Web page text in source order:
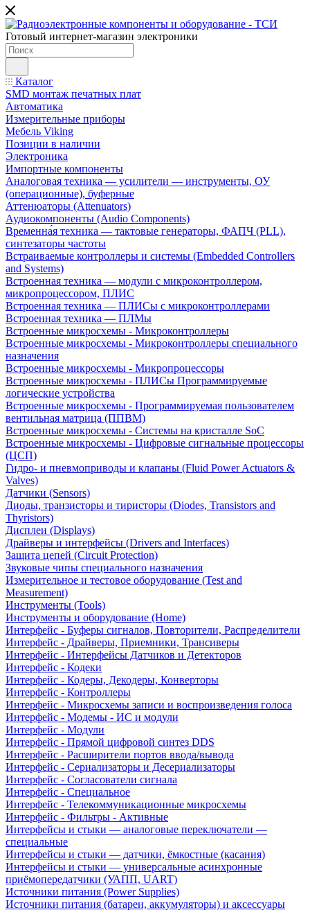
Готовый интернет-магазин электроники
Каталог
SMD монтаж печатных плат
Автоматика
Измерительные приборы
Мебель Viking
Позиции в наличии
Электроника
Импортные компоненты
Аналоговая техника — усилители — инструменты, ОУ
(операционные), буферные
Аттенюаторы (Attenuators)
Аудиокомпоненты (Audio Components)
Временна́я техника — тактовые генераторы, ФАПЧ (PLL),
синтезаторы частоты
Встраиваемые контроллеры и системы (Embedded Controllers
and Systems)
Встроенная техника — модули с микроконтроллером,
микропроцессором, ПЛИС
Встроенная техника — ПЛИСы с микроконтроллерами
Встроенная техника — ПЛМы
Встроенные микросхемы - Микроконтроллеры
Встроенные микросхемы - Микроконтроллеры специального
назначения
Встроенные микросхемы - Микропроцессоры
Встроенные микросхемы - ПЛИСы Программируемые
логические устройства
Встроенные микросхемы - Программируемая пользователем
вентильная матрица (ППВМ)
Встроенные микросхемы - Системы на кристалле SoC
Встроенные микросхемы - Цифровые сигнальные процессоры
(ЦСП)
Гидро- и пневмоприводы и клапаны (Fluid Power Actuators &
Valves)
Датчики (Sensors)
Диоды, транзисторы и тиристоры (Diodes, Transistors and
Thyristors)
Дисплеи (Displays)
Драйверы и интерфейсы (Drivers and Interfaces)
Защита цепей (Circuit Protection)
Звуковые чипы специального назначения
Измерительное и тестовое оборудование (Test and
Measurement)
Инструменты (Tools)
Инструменты и оборудование (Home)
Интерфейс - Буферы сигналов, Повторители, Распределители
Интерфейс - Драйверы, Приемники, Трансиверы
Интерфейс - Интерфейсы Датчиков и Детекторов
Интерфейс - Кодеки
Интерфейс - Кодеры, Декодеры, Конверторы
Интерфейс - Контроллеры
Интерфейс - Микросхемы записи и воспроизведения голоса
Интерфейс - Модемы - ИС и модули
Интерфейс - Модули
Интерфейс - Прямой цифровой синтез DDS
Интерфейс - Расширители портов ввода/вывода
Интерфейс - Сериализаторы и Десериализаторы
Интерфейс - Согласователи сигнала
Интерфейс - Специальное
Интерфейс - Телекоммуникационные микросхемы
Интерфейс - Фильтры - Активные
Интерфейсы и стыки — аналоговые переключатели —
специальные
Интерфейсы и стыки — датчики, ёмкостные (касания)
Интерфейсы и стыки — универсальные асинхронные
приёмопередатчики (УАПП, UART)
Источники питания (Power Supplies)
Источники питания (батареи, аккумуляторы) и аксессуары